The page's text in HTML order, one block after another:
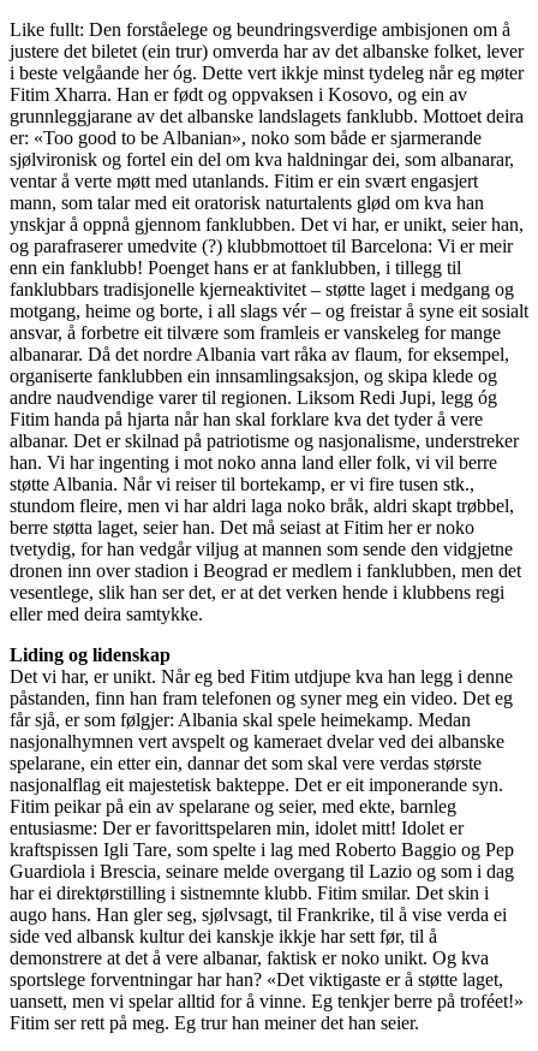
Like fullt: Den forståelege og beundringsverdige ambisjonen om å
justere det biletet (ein trur) omverda har av det albanske folket, lever
i beste velgåande her óg. Dette vert ikkje minst tydeleg når eg møter
Fitim Xharra. Han er født og oppvaksen i Kosovo, og ein av
grunnleggjarane av det albanske landslagets fanklubb. Mottoet deira
er: «Too good to be Albanian», noko som både er sjarmerande
sjølvironisk og fortel ein del om kva haldningar dei, som albanarar,
ventar å verte møtt med utanlands. Fitim er ein svært engasjert
mann, som talar med eit oratorisk naturtalents glød om kva han
ynskjar å oppnå gjennom fanklubben. Det vi har, er unikt, seier han,
og parafraserer umedvite (?) klubbmottoet til Barcelona: Vi er meir
enn ein fanklubb! Poenget hans er at fanklubben, i tillegg til
fanklubbars tradisjonelle kjerneaktivitet – støtte laget i medgang og
motgang, heime og borte, i all slags vér – og freistar å syne eit sosialt
ansvar, å forbetre eit tilvære som framleis er vanskeleg for mange
albanarar. Då det nordre Albania vart råka av flaum, for eksempel,
organiserte fanklubben ein innsamlingsaksjon, og skipa klede og
andre naudvendige varer til regionen. Liksom Redi Jupi, legg óg
Fitim handa på hjarta når han skal forklare kva det tyder å vere
albanar. Det er skilnad på patriotisme og nasjonalisme, understreker
han. Vi har ingenting i mot noko anna land eller folk, vi vil berre
støtte Albania. Når vi reiser til bortekamp, er vi fire tusen stk.,
stundom fleire, men vi har aldri laga noko bråk, aldri skapt trøbbel,
berre støtta laget, seier han. Det må seiast at Fitim her er noko
tvetydig, for han vedgår viljug at mannen som sende den vidgjetne
dronen inn over stadion i Beograd er medlem i fanklubben, men det
vesentlege, slik han ser det, er at det verken hende i klubbens regi
eller med deira samtykke.
Liding og lidenskap
Det vi har, er unikt. Når eg bed Fitim utdjupe kva han legg i denne
påstanden, finn han fram telefonen og syner meg ein video. Det eg
får sjå, er som følgjer: Albania skal spele heimekamp. Medan
nasjonalhymnen vert avspelt og kameraet dvelar ved dei albanske
spelarane, ein etter ein, dannar det som skal vere verdas største
nasjonalflag eit majestetisk bakteppe. Det er eit imponerande syn.
Fitim peikar på ein av spelarane og seier, med ekte, barnleg
entusiasme: Der er favorittspelaren min, idolet mitt! Idolet er
kraftspissen Igli Tare, som spelte i lag med Roberto Baggio og Pep
Guardiola i Brescia, seinare melde overgang til Lazio og som i dag
har ei direktørstilling i sistnemnte klubb. Fitim smilar. Det skin i
augo hans. Han gler seg, sjølvsagt, til Frankrike, til å vise verda ei
side ved albansk kultur dei kanskje ikkje har sett før, til å
demonstrere at det å vere albanar, faktisk er noko unikt. Og kva
sportslege forventningar har han? «Det viktigaste er å støtte laget,
uansett, men vi spelar alltid for å vinne. Eg tenkjer berre på troféet!»
Fitim ser rett på meg. Eg trur han meiner det han seier.